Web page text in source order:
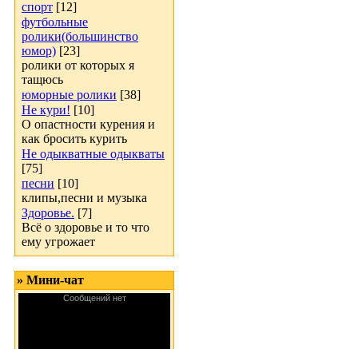
спорт [12]
футбольные
ролики(большинство
юмор) [23]
ролики от которых я
тащюсь
юморные ролики [38]
Не кури! [10]
О опастности курения и
как бросить курить
Не одыкватные одыкваты
[75]
песни [10]
клипы,песни и музыка
Здоровье. [7]
Всё о здоровье и то что
ему угрожает
» Мини-чат